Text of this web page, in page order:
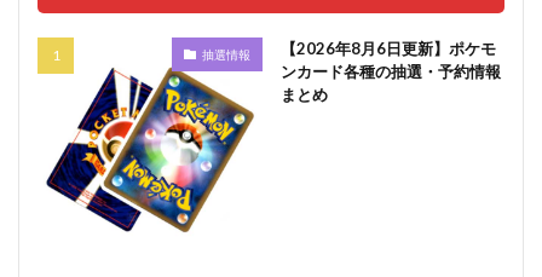
抽選情報
【2026年8月6日更新】ポケモ
ンカード各種の抽選・予約情報
まとめ